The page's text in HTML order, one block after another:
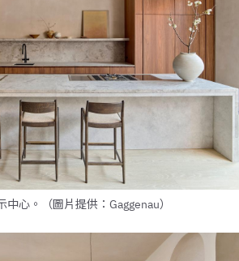
心。（圖片提供：Gaggenau）